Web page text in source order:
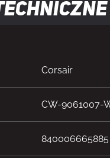
Corsair
CW-9061007-
840006665885